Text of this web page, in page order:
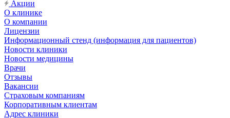
Акции
О клинике
О компании
Лицензии
Информационный стенд (информация для пациентов)
Новости клиники
Новости медицины
Врачи
Отзывы
Вакансии
Страховым компаниям
Корпоративным клиентам
Адрес клиники